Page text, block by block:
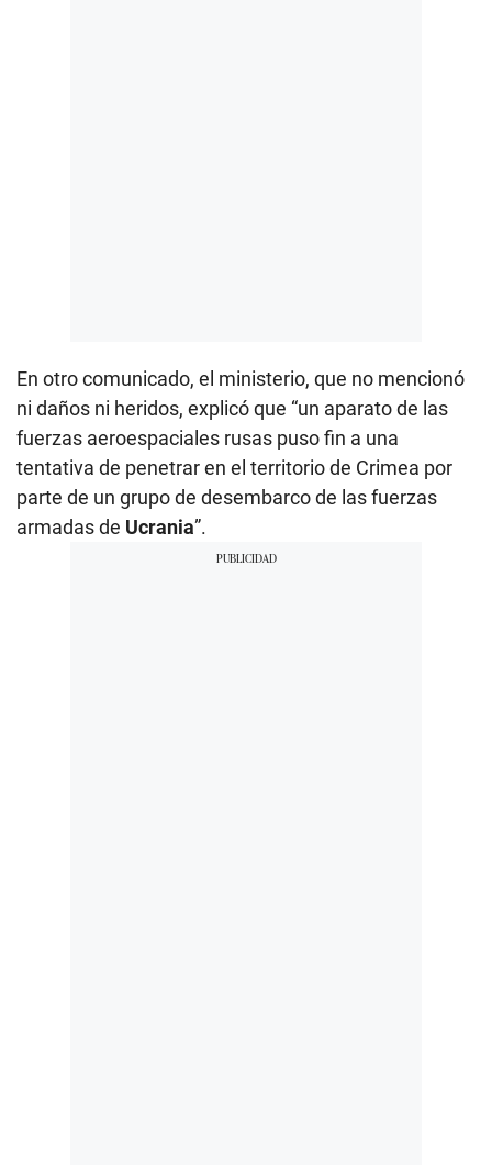
En otro comunicado, el ministerio, que no mencionó
ni daños ni heridos, explicó que “un aparato de las
fuerzas aeroespaciales rusas puso fin a una
tentativa de penetrar en el territorio de Crimea por
parte de un grupo de desembarco de las fuerzas
armadas de Ucrania”.